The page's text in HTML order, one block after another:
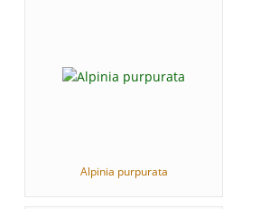
Alpinia purpurata